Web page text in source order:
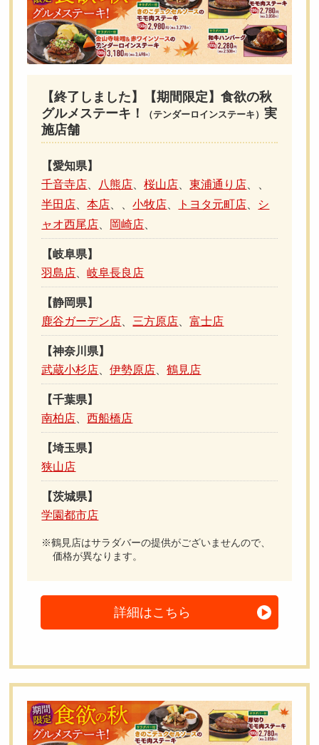
【終了しました】【期間限定】食欲の秋
グルメステーキ！
（テンダーロインステーキ） 実
施店舗
【愛知県】
千音寺店、 八熊店、桜山店、東浦通り店、 、
半田店、本店、 、小牧店、 トヨタ元町店、 シ
ャオ西尾店、 岡崎店、
【岐阜県】
羽島店、岐阜長良店
【静岡県】
鹿谷ガーデン店、三方原店、富士店
【神奈川県】
武蔵小杉店、伊勢原店、鶴見店
【千葉県】
南柏店、西船橋店
【埼玉県】
狭山店
【茨城県】
学園都市店
鶴見店はサラダバーの提供がございませんので、
価格が異なります。
詳細はこちら